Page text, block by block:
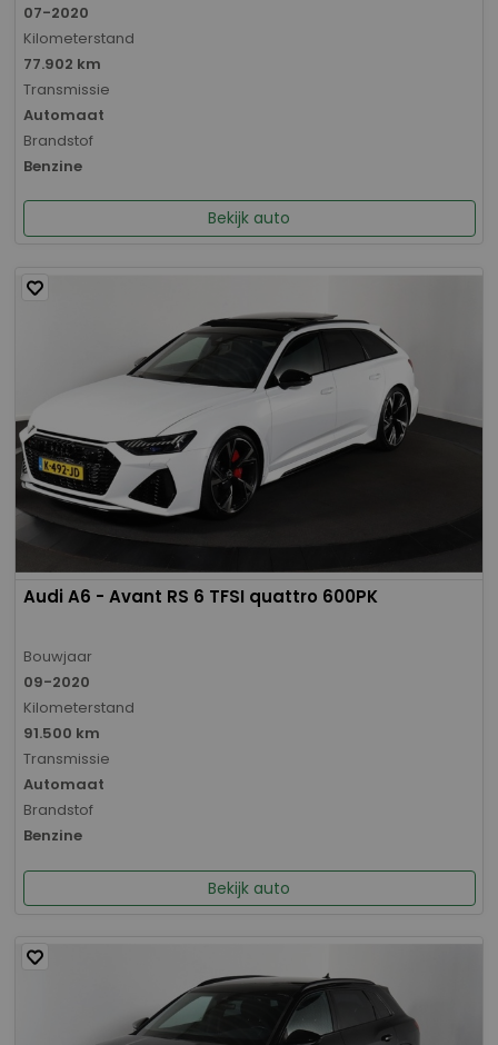
07-2020
Kilometerstand
77.902 km
Transmissie
Automaat
Brandstof
Benzine
Bekijk auto
Audi A6 - Avant RS 6 TFSI quattro 600PK
Bouwjaar
09-2020
Kilometerstand
91.500 km
Transmissie
Automaat
Brandstof
Benzine
Bekijk auto